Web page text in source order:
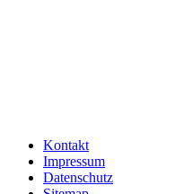
Kontakt
Impressum
Datenschutz